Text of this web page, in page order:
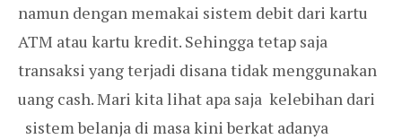
namun dengan memakai sistem debit dari kartu
ATM atau kartu kredit. Sehingga tetap saja
transaksi yang terjadi disana tidak menggunakan
uang cash. Mari kita lihat apa saja kelebihan dari
sistem belanja di masa kini berkat adanya